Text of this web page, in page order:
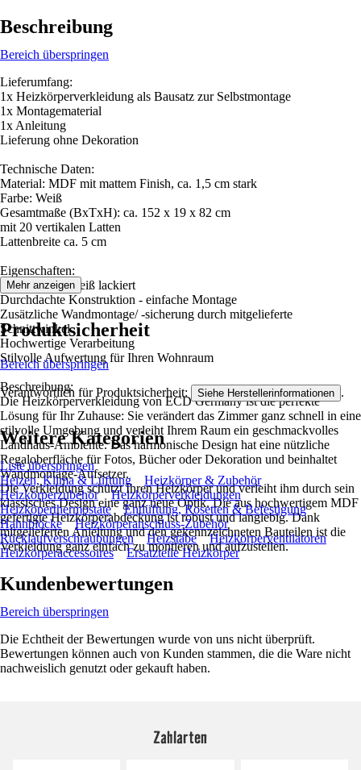
Beschreibung
Bereich überspringen
Lieferumfang:
1x Heizkörperverkleidung als Bausatz zur Selbstmontage
1x Montagematerial
1x Anleitung
Lieferung ohne Dekoration
Technische Daten:
Material: MDF mit mattem Finish, ca. 1,5 cm stark
Farbe: Weiß
Gesamtmaße (BxTxH): ca. 152 x 19 x 82 cm
mit 20 vertikalen Latten
Lattenbreite ca. 5 cm
Eigenschaften:
MDF-Platten weiß lackiert
Durchdachte Konstruktion - einfache Montage
Zusätzliche Wandmontage/ -sicherung durch mitgelieferte
Schnittwinkel
Hochwertige Verarbeitung
Stilvolle Aufwertung für Ihren Wohnraum
Beschreibung:
Die Heizkörperverkleidung von ECD Germany ist die perfekte
Lösung für Ihr Zuhause: Sie verändert das Zimmer ganz schnell in eine
stilvolle Umgebung und verleiht Ihrem Raum ein geschmackvolles
Landhaus-Ambiente. Das harmonische Design hat eine nützliche
Regaloberfläche für Fotos, Bücher oder Dekoration und beinhaltet
Wandmontage-Aufsetzer.
Die Verkleidung schützt Ihren Heizkörper und verleiht ihm durch sein
klassisches Design eine ganz neue Optik. Die aus hochwertigem MDF
gefertigte Heizkörperabdeckung ist robust und langlebig. Dank
mitgelieferten Anleitung und den gekennzeichneten Bauteilen ist die
Verkleidung ganz einfach zu montieren und aufzustellen.
Mehr anzeigen
Produktsicherheit
Bereich überspringen
Verantwortlich für Produktsicherheit: Siehe Herstellerinformationen .
Weitere Kategorien
Liste überspringen
Heizen, Klima & Lüftung
Heizkörper & Zubehör
Heizkörperzubehör
Heizkörperverkleidungen
Heizköperthermostate
Entlüftung, Rosetten & Befestigung
Hahnblöcke
Heizkörperanschluss-Zubehör
Rücklaufverschraubungen
Heizstäbe
Heizkörperventilatoren
Heizkörperaccessoires
Ersatzteile Heizkörper
Kundenbewertungen
Bereich überspringen
Die Echtheit der Bewertungen wurde von uns nicht überprüft.
Bewertungen können auch von Kunden stammen, die die Ware nicht
nachweislich genutzt oder gekauft haben.
Zahlarten